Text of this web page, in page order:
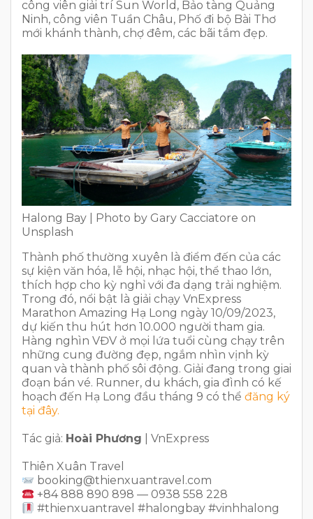
công viên giải trí Sun World, Bảo tàng Quảng
Ninh, công viên Tuần Châu, Phố đi bộ Bài Thơ
mới khánh thành, chợ đêm, các bãi tắm đẹp.
Halong Bay | Photo by Gary Cacciatore on
Unsplash
Thành phố thường xuyên là điểm đến của các
sự kiện văn hóa, lễ hội, nhạc hội, thể thao lớn,
thích hợp cho kỳ nghỉ với đa dạng trải nghiệm.
Trong đó, nổi bật là giải chạy VnExpress
Marathon Amazing Hạ Long ngày 10/09/2023,
dự kiến thu hút hơn 10.000 người tham gia.
Hàng nghìn VĐV ở mọi lứa tuổi cùng chạy trên
những cung đường đẹp, ngắm nhìn vịnh kỳ
quan và thành phố sôi động. Giải đang trong giai
đoạn bán vé. Runner, du khách, gia đình có kế
hoạch đến Hạ Long đầu tháng 9 có thể đăng ký
tại đây.
Tác giả: Hoài Phương | VnExpress
Thiên Xuân Travel
booking@thienxuantravel.com
+84 888 890 898 — 0938 558 228
#thienxuantravel #halongbay #vinhhalong